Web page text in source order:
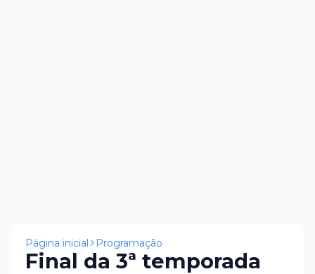
Página inicial Programação
Final da 3ª temporada